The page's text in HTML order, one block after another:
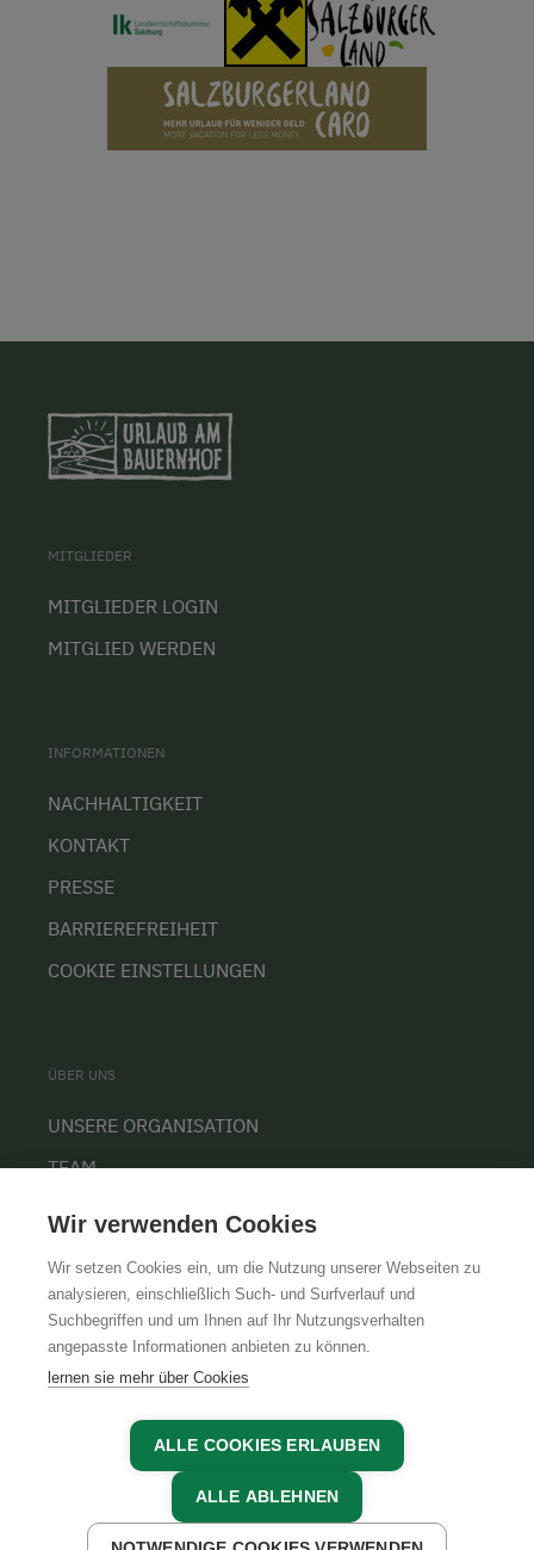
MITGLIEDER
MITGLIEDER LOGIN
MITGLIED WERDEN
INFORMATIONEN
NACHHALTIGKEIT
KONTAKT
PRESSE
BARRIEREFREIHEIT
COOKIE EINSTELLUNGEN
ÜBER UNS
UNSERE ORGANISATION
TEAM
AGBIMPRESSUMDATENSCHUTZ
Wir verwenden Cookies
Wir setzen Cookies ein, um die Nutzung unserer Webseiten zu
analysieren, einschließlich Such- und Surfverlauf und
Suchbegriffen und um Ihnen auf Ihr Nutzungsverhalten
angepasste Informationen anbieten zu können.
lernen sie mehr über Cookies
ALLE COOKIES ERLAUBEN
ALLE ABLEHNEN